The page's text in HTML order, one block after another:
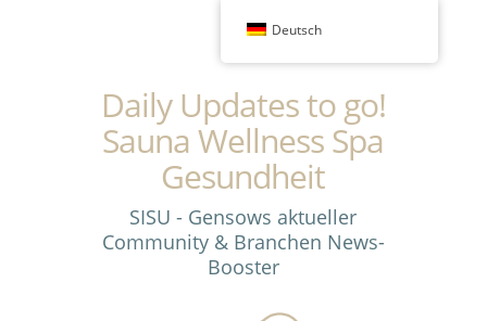
Daily Updates to go!
Sauna Wellness Spa
Gesundheit
SISU - Gensows aktueller
Community & Branchen News-
Booster
Deutsch